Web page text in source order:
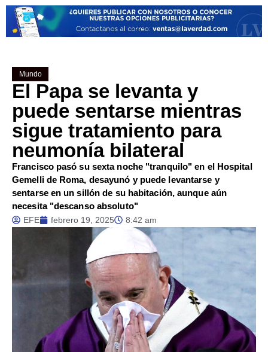
Mundo
El Papa se levanta y
puede sentarse mientras
sigue tratamiento para
neumonía bilateral
Francisco pasó su sexta noche "tranquilo" en el Hospital
Gemelli de Roma, desayunó y puede levantarse y
sentarse en un sillón de su habitación, aunque aún
necesita "descanso absoluto"
EFE febrero 19, 2025 8:42 am